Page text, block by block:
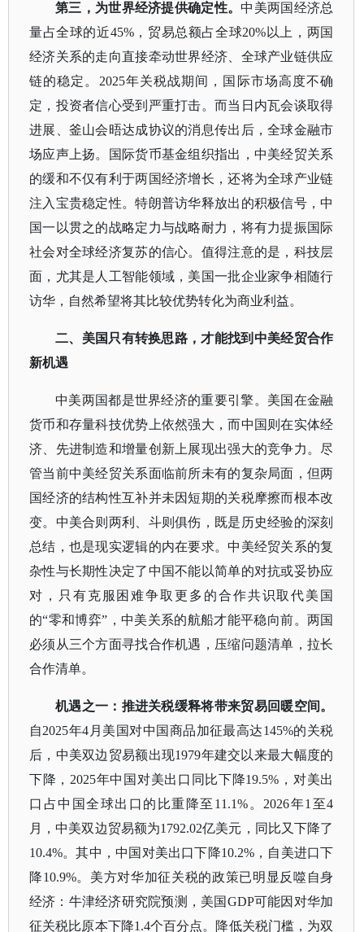
第三，为世界经济提供确定性。中美两国经济总
量占全球的近45%，贸易总额占全球20%以上，两国
经济关系的走向直接牵动世界经济、全球产业链供应
链的稳定。2025年关税战期间，国际市场高度不确
定，投资者信心受到严重打击。而当日内瓦会谈取得
进展、釜山会晤达成协议的消息传出后，全球金融市
场应声上扬。国际货币基金组织指出，中美经贸关系
的缓和不仅有利于两国经济增长，还将为全球产业链
注入宝贵稳定性。特朗普访华释放出的积极信号，中
国一以贯之的战略定力与战略耐力，将有力提振国际
社会对全球经济复苏的信心。值得注意的是，科技层
面，尤其是人工智能领域，美国一批企业家争相随行
访华，自然希望将其比较优势转化为商业利益。
二、美国只有转换思路，才能找到中美经贸合作
新机遇
中美两国都是世界经济的重要引擎。美国在金融
货币和存量科技优势上依然强大，而中国则在实体经
济、先进制造和增量创新上展现出强大的竞争力。尽
管当前中美经贸关系面临前所未有的复杂局面，但两
国经济的结构性互补并未因短期的关税摩擦而根本改
变。中美合则两利、斗则俱伤，既是历史经验的深刻
总结，也是现实逻辑的内在要求。中美经贸关系的复
杂性与长期性决定了中国不能以简单的对抗或妥协应
对，只有克服困难争取更多的合作共识取代美国
的“零和博弈”，中美关系的航船才能平稳向前。两国
必须从三个方面寻找合作机遇，压缩问题清单，拉长
合作清单。
机遇之一：推进关税缓释将带来贸易回暖空间。
自2025年4月美国对中国商品加征最高达145%的关税
后，中美双边贸易额出现1979年建交以来最大幅度的
下降，2025年中国对美出口同比下降19.5%，对美出
口占中国全球出口的比重降至11.1%。2026年1至4
月，中美双边贸易额为1792.02亿美元，同比又下降了
10.4%。其中，中国对美出口下降10.2%，自美进口下
降10.9%。美方对华加征关税的政策已明显反噬自身
经济：牛津经济研究院预测，美国GDP可能因对华加
征关税比原本下降1.4个百分点。降低关税门槛，为双